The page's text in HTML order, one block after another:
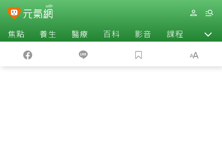
焦點 養生 醫療 百科 影音 課程 退休